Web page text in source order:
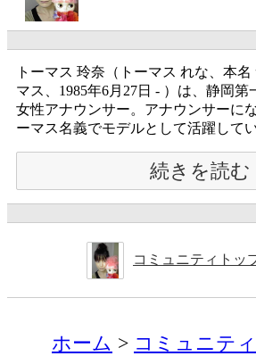
トーマス 玲奈（トーマス れな、本
マス、1985年6月27日 - ）は、静岡
女性アナウンサー。アナウンサーに
ーマス名義でモデルとして活躍して
続きを読む
コミュニティトッ
ホーム コミュニティ